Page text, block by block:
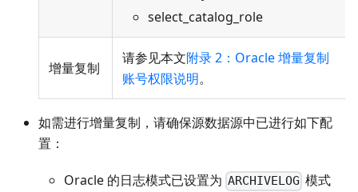
select_catalog_role
增量复制
请参见本文附录 2：Oracle 增量复制
账号权限说明。
如需进行增量复制，请确保源数据源中已进行如下配
置：
Oracle 的日志模式已设置为 ARCHIVELOG 模式